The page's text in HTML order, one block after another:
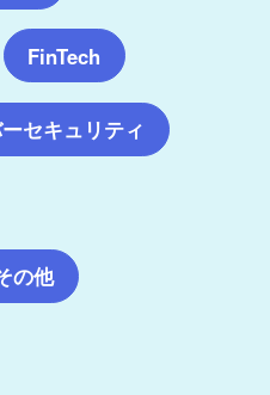
FinTech
セキュリティ
の他